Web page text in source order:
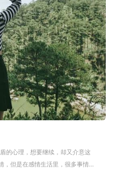
的心理，想要继续，却又介意这
，但是在感情生活里，很多事情